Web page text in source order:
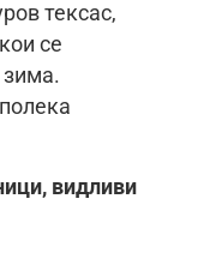
тексас,
се
зима.
видливи